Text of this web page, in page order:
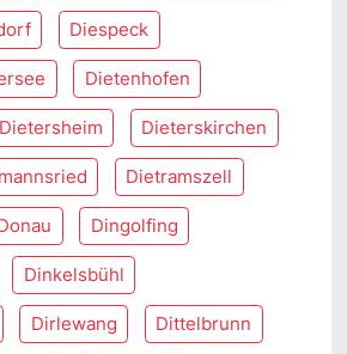
Diespeck
Dietenhofen
Dietersheim Dieterskirchen
Dietramszell
Dingolfing
Dinkelsbühl
Dirlewang Dittelbrunn